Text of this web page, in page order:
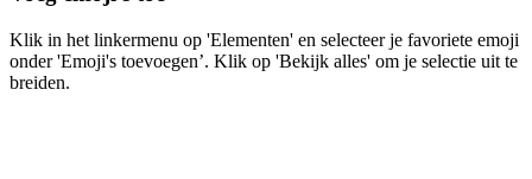
Klik in het linkermenu op 'Elementen' en selecteer je favoriete emoji
onder 'Emoji's toevoegen’. Klik op 'Bekijk alles' om je selectie uit te
breiden.